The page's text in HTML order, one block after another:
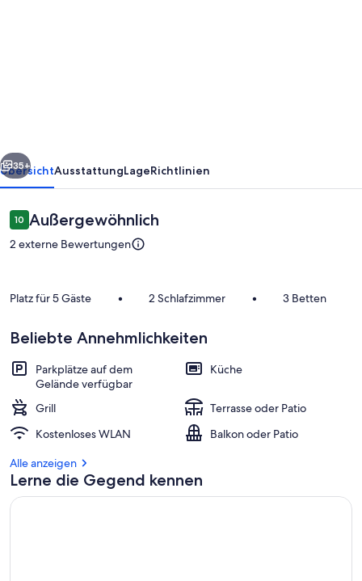
mit
Teich,
bis
zu
Spielezimmer
Weiter
35+
ÜbersichtAusstattungLageRichtlinien
Bewertungen
1010 von 10.
Außergewöhnlich
2 externe Bewertungen
Platz für 5 Gäste • 2 Schlafzimmer • 3 Betten
Beliebte Annehmlichkeiten
Parkplätze auf dem
Gelände verfügbar
Küche
Grill
Terrasse oder Patio
Kostenloses WLAN
Balkon oder Patio
Alle anzeigen
Lerne die Gegend kennen